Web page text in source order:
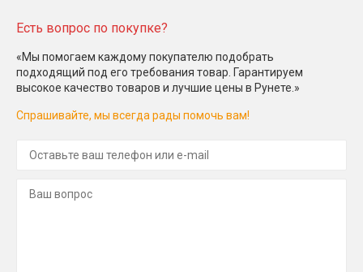
Есть вопрос по покупке?
«Мы помогаем каждому покупателю подобрать
подходящий под его требования товар. Гарантируем
высокое качество товаров и лучшие цены в Рунете.»
Спрашивайте, мы всегда рады помочь вам!